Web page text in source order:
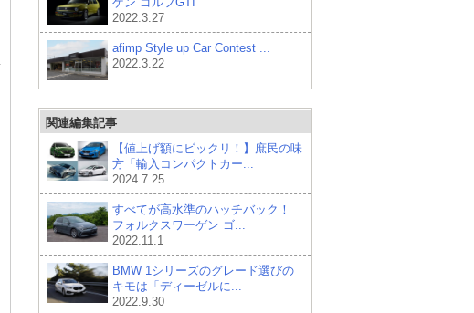
2022.3.27
afimp Style up Car Contest ...
2022.3.22
関連編集記事
【値上げ額にビックリ！】庶民の味
方「輸入コンパクトカー...
2024.7.25
すべてが高水準のハッチバック！
フォルクスワーゲン ゴ...
2022.11.1
BMW 1シリーズのグレード選びの
キモは「ディーゼルに...
2022.9.30